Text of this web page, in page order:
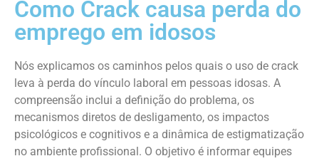
Como Crack causa perda do
emprego em idosos
Nós explicamos os caminhos pelos quais o uso de crack
leva à perda do vínculo laboral em pessoas idosas. A
compreensão inclui a definição do problema, os
mecanismos diretos de desligamento, os impactos
psicológicos e cognitivos e a dinâmica de estigmatização
no ambiente profissional. O objetivo é informar equipes